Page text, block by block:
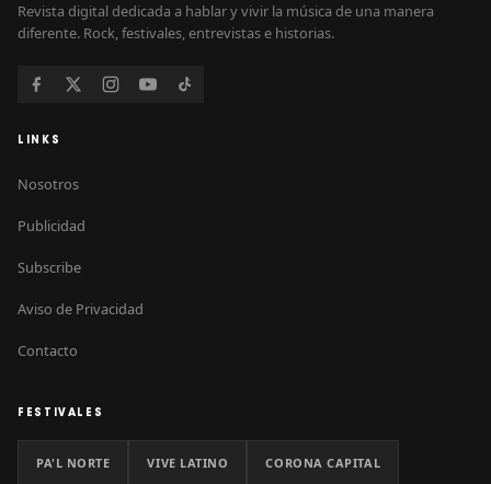
Revista digital dedicada a hablar y vivir la música de una manera
diferente. Rock, festivales, entrevistas e historias.
LINKS
Nosotros
Publicidad
Subscribe
Aviso de Privacidad
Contacto
FESTIVALES
PA'L NORTE VIVE LATINO CORONA CAPITAL